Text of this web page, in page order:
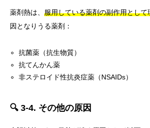
薬剤熱は、 服用している薬剤の副作用として
因となりうる薬剤：
抗菌薬（抗生物質）
抗てんかん薬
非ステロイド性抗炎症薬（NSAIDs）
🔍 3-4. その他の原因